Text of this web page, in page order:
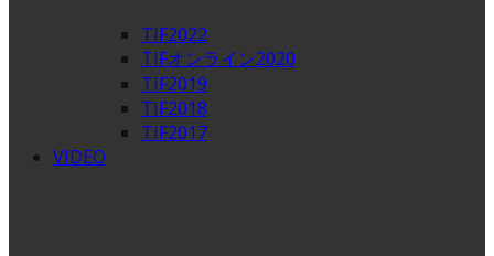
TIF2022
TIFオンライン2020
TIF2019
TIF2018
TIF2017
VIDEO